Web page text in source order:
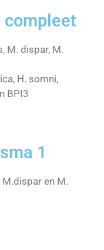
compleet
M. dispar, M.
H. somni,
BPI3
1
en M.